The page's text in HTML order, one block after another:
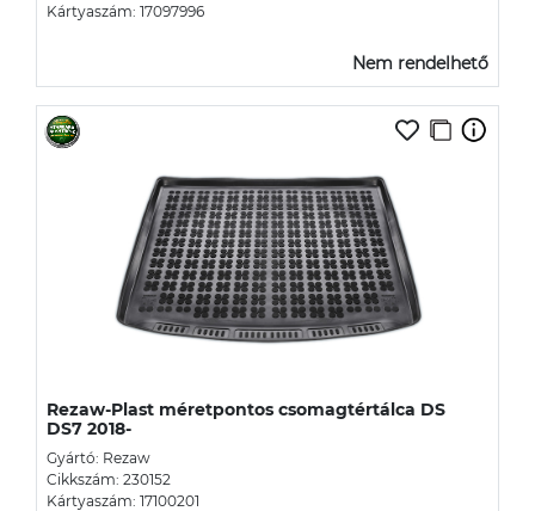
Kártyaszám: 17097996
Nem rendelhető
Rezaw-Plast méretpontos csomagtértálca DS
DS7 2018-
Gyártó: Rezaw
Cikkszám: 230152
Kártyaszám: 17100201